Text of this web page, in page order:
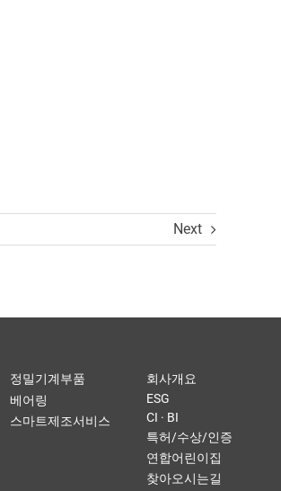
Next
정밀기계부품
베어링
스마트제조서비스
회사개요
ESG
CI · BI
특허/수상/인증
연합어린이집
찾아오시는길